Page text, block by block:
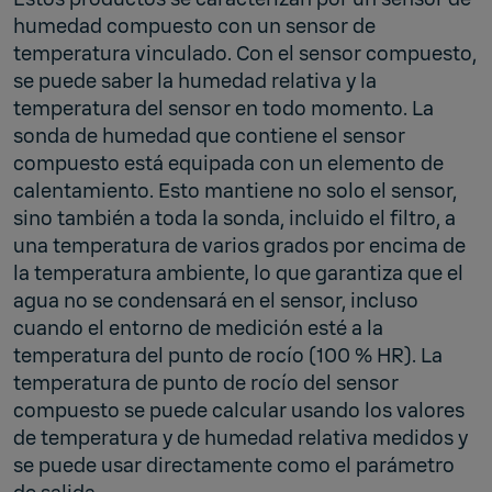
humedad compuesto con un sensor de
temperatura vinculado. Con el sensor compuesto,
se puede saber la humedad relativa y la
temperatura del sensor en todo momento. La
sonda de humedad que contiene el sensor
compuesto está equipada con un elemento de
calentamiento. Esto mantiene no solo el sensor,
sino también a toda la sonda, incluido el filtro, a
una temperatura de varios grados por encima de
la temperatura ambiente, lo que garantiza que el
agua no se condensará en el sensor, incluso
cuando el entorno de medición esté a la
temperatura del punto de rocío (100 % HR). La
temperatura de punto de rocío del sensor
compuesto se puede calcular usando los valores
de temperatura y de humedad relativa medidos y
se puede usar directamente como el parámetro